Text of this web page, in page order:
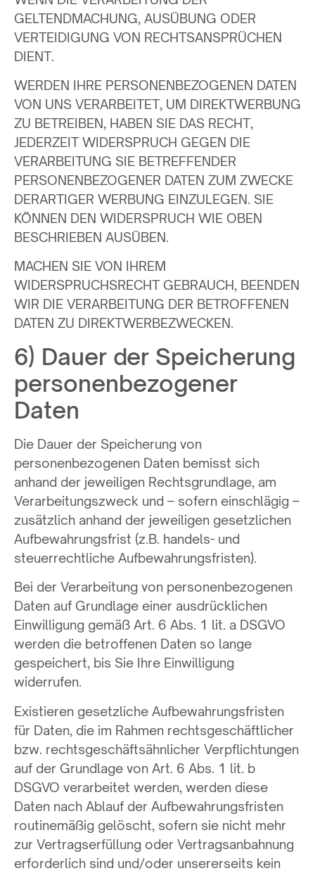
GELTENDMACHUNG, AUSÜBUNG ODER
VERTEIDIGUNG VON RECHTSANSPRÜCHEN
DIENT.
WERDEN IHRE PERSONENBEZOGENEN DATEN
VON UNS VERARBEITET, UM DIREKTWERBUNG
ZU BETREIBEN, HABEN SIE DAS RECHT,
JEDERZEIT WIDERSPRUCH GEGEN DIE
VERARBEITUNG SIE BETREFFENDER
PERSONENBEZOGENER DATEN ZUM ZWECKE
DERARTIGER WERBUNG EINZULEGEN. SIE
KÖNNEN DEN WIDERSPRUCH WIE OBEN
BESCHRIEBEN AUSÜBEN.
MACHEN SIE VON IHREM
WIDERSPRUCHSRECHT GEBRAUCH, BEENDEN
WIR DIE VERARBEITUNG DER BETROFFENEN
DATEN ZU DIREKTWERBEZWECKEN.
6) Dauer der Speicherung
personenbezogener
Daten
Die Dauer der Speicherung von
personenbezogenen Daten bemisst sich
anhand der jeweiligen Rechtsgrundlage, am
Verarbeitungszweck und – sofern einschlägig –
zusätzlich anhand der jeweiligen gesetzlichen
Aufbewahrungsfrist (z.B. handels- und
steuerrechtliche Aufbewahrungsfristen).
Bei der Verarbeitung von personenbezogenen
Daten auf Grundlage einer ausdrücklichen
Einwilligung gemäß Art. 6 Abs. 1 lit. a DSGVO
werden die betroffenen Daten so lange
gespeichert, bis Sie Ihre Einwilligung
widerrufen.
Existieren gesetzliche Aufbewahrungsfristen
für Daten, die im Rahmen rechtsgeschäftlicher
bzw. rechtsgeschäftsähnlicher Verpflichtungen
auf der Grundlage von Art. 6 Abs. 1 lit. b
DSGVO verarbeitet werden, werden diese
Daten nach Ablauf der Aufbewahrungsfristen
routinemäßig gelöscht, sofern sie nicht mehr
zur Vertragserfüllung oder Vertragsanbahnung
erforderlich sind und/oder unsererseits kein